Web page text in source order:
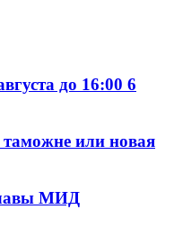
до 16:00 6
или новая
МИД